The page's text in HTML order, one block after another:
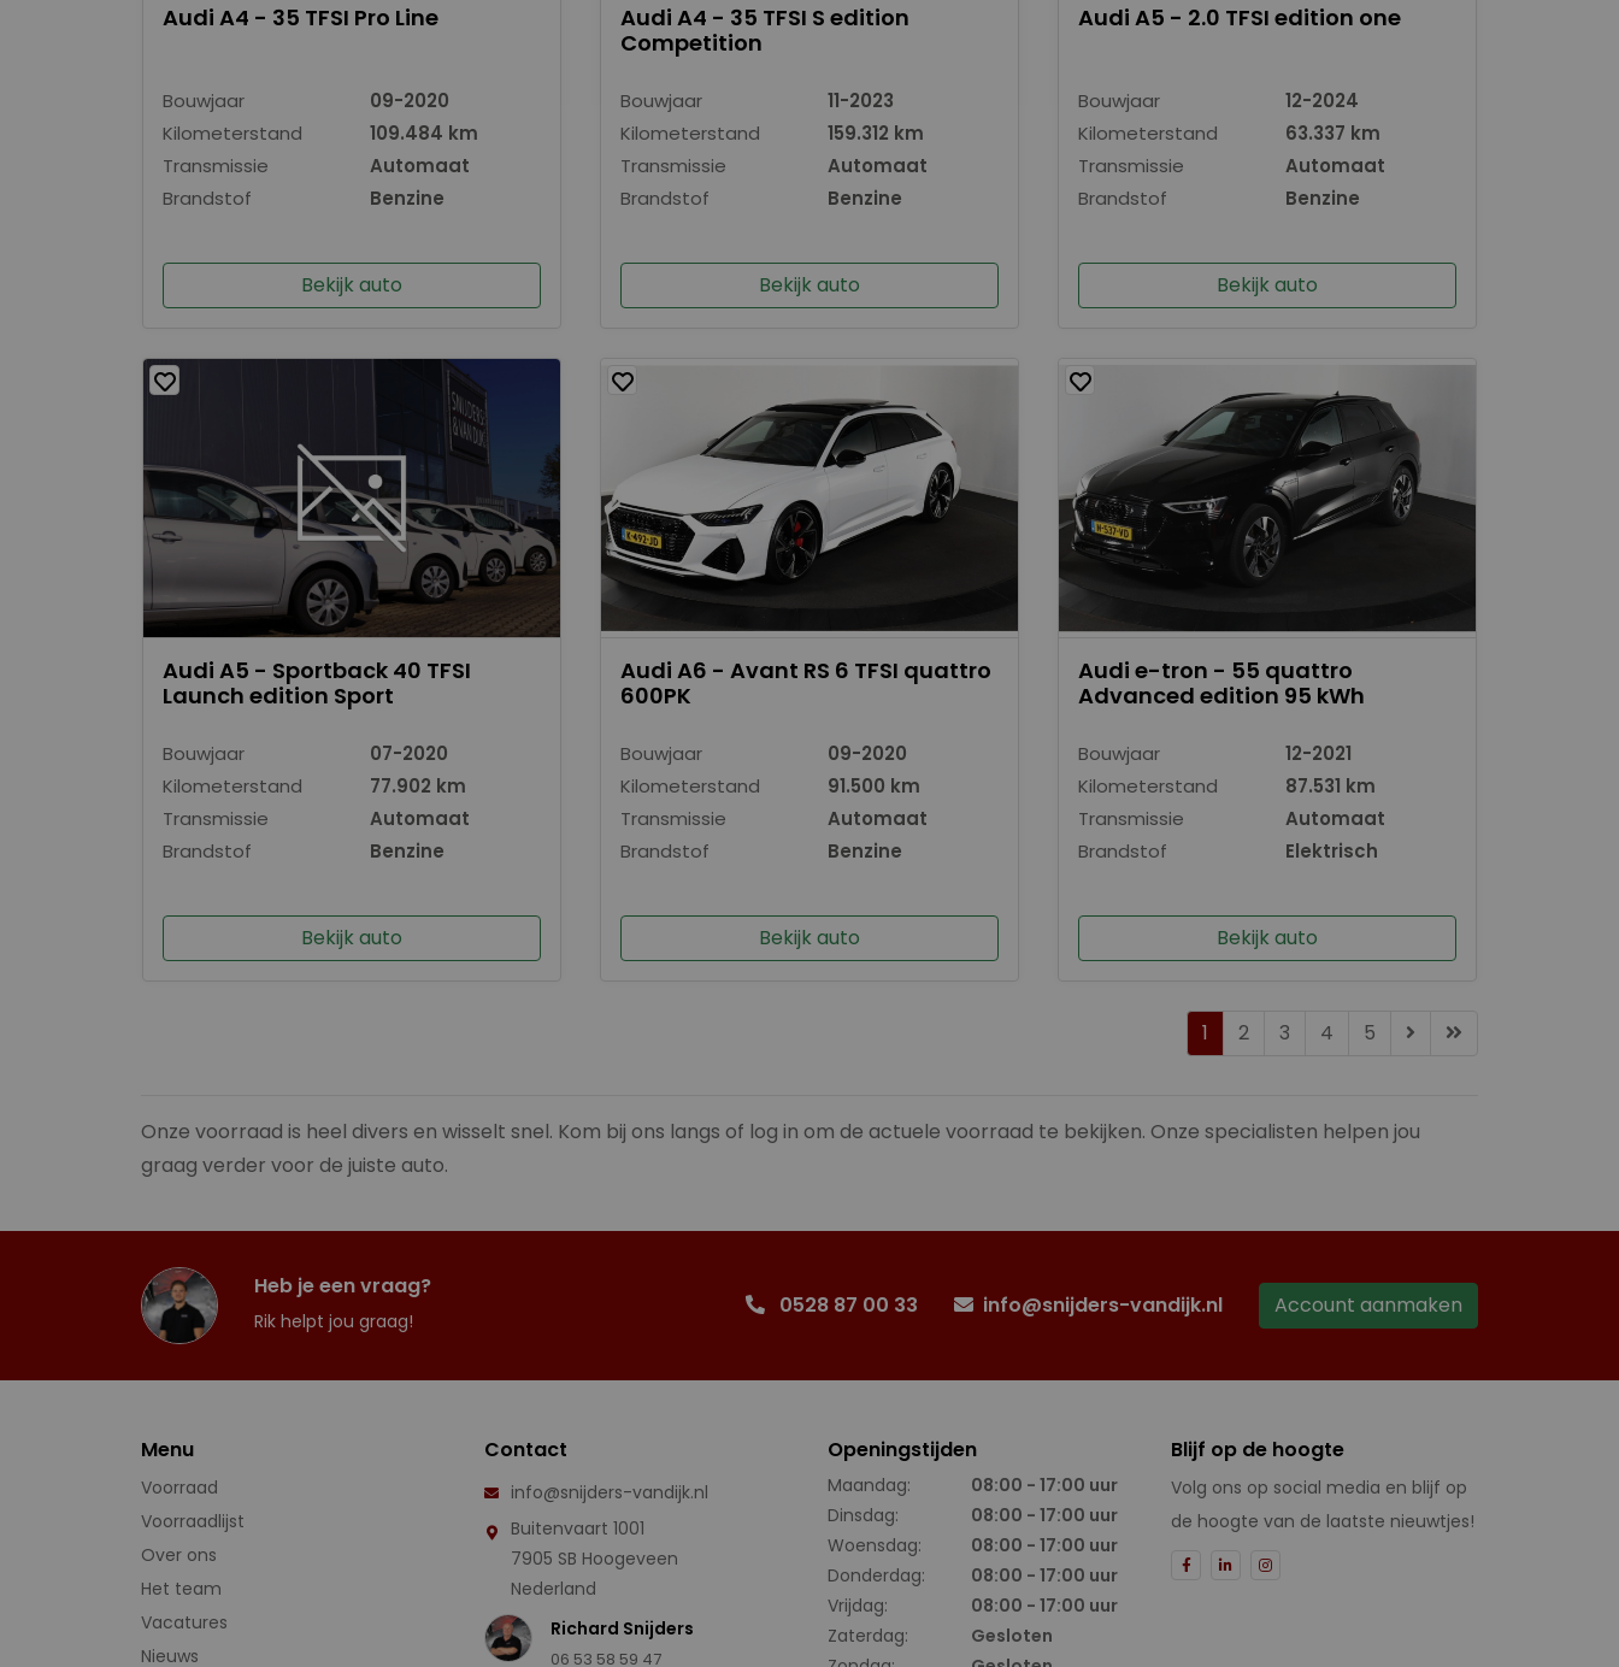
Audi A4 - 35 TFSI Pro Line
Bouwjaar
09-2020
Kilometerstand
109.484 km
Transmissie
Automaat
Brandstof
Benzine
Bekijk auto
Audi A4 - 35 TFSI S edition
Competition
Bouwjaar
11-2023
Kilometerstand
159.312 km
Transmissie
Automaat
Brandstof
Benzine
Bekijk auto
Audi A5 - 2.0 TFSI edition one
Bouwjaar
12-2024
Kilometerstand
63.337 km
Transmissie
Automaat
Brandstof
Benzine
Bekijk auto
Audi A5 - Sportback 40 TFSI
Launch edition Sport
Bouwjaar
07-2020
Kilometerstand
77.902 km
Transmissie
Automaat
Brandstof
Benzine
Bekijk auto
Audi A6 - Avant RS 6 TFSI quattro
600PK
Bouwjaar
09-2020
Kilometerstand
91.500 km
Transmissie
Automaat
Brandstof
Benzine
Bekijk auto
Audi e-tron - 55 quattro
Advanced edition 95 kWh
Bouwjaar
12-2021
Kilometerstand
87.531 km
Transmissie
Automaat
Brandstof
Elektrisch
Bekijk auto
1 2 3 4 5
Onze voorraad is heel divers en wisselt snel. Kom bij ons langs of log in om de actuele voorraad te bekijken. Onze specialisten helpen jou
graag verder voor de juiste auto.
Heb je een vraag?
Rik helpt jou graag!
0528 87 00 33 info@snijders-vandijk.nl Account aanmaken
Menu
Voorraad
Voorraadlijst
Over ons
Het team
Vacatures
Nieuws
Contact
info@snijders-vandijk.nl
Buitenvaart 1001
7905 SB Hoogeveen
Nederland
Richard Snijders
06 53 58 59 47
Openingstijden
Maandag:
08:00 - 17:00 uur
Dinsdag:
08:00 - 17:00 uur
Woensdag:
08:00 - 17:00 uur
Donderdag:
08:00 - 17:00 uur
Vrijdag:
08:00 - 17:00 uur
Zaterdag:
Gesloten
Blijf op de hoogte
Volg ons op social media en blijf op
de hoogte van de laatste nieuwtjes!